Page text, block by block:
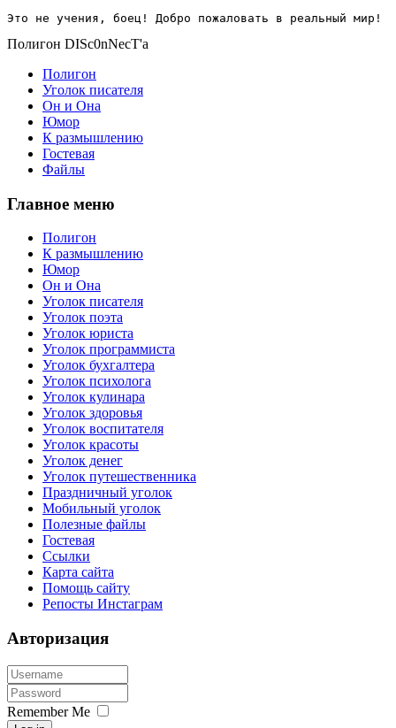
Это не учения, боец! Добро пожаловать в реальный мир!
Полигон DISc0nNecT'a
Полигон
Уголок писателя
Он и Она
Юмор
К размышлению
Гостевая
Файлы
Главное меню
Полигон
К размышлению
Юмор
Он и Она
Уголок писателя
Уголок поэта
Уголок юриста
Уголок программиста
Уголок бухгалтера
Уголок психолога
Уголок кулинара
Уголок здоровья
Уголок воспитателя
Уголок красоты
Уголок денег
Уголок путешественника
Праздничный уголок
Мобильный уголок
Полезные файлы
Гостевая
Ссылки
Карта сайта
Помощь сайту
Репосты Инстаграм
Авторизация
Remember Me